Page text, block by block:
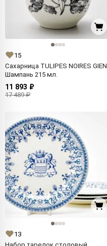
15
Сахарница TULIPES NOIRES GIEN
Шампань 215 мл.
11 893 ₽
17 489 ₽
13